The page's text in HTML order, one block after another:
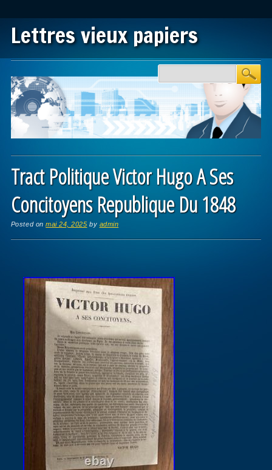
Lettres vieux papiers
Main menu
Tract Politique Victor Hugo A Ses
Concitoyens Republique Du 1848
Posted onmai 24, 2025 by admin